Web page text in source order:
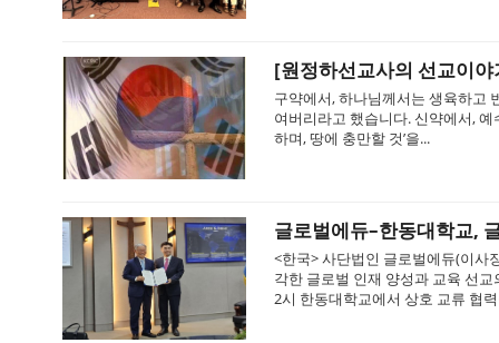
[원정하선교사의 선교이
구약에서, 하나님께서는 생육하고
여버리라고 했습니다. 신약에서,
하며, 땅에 충만할 것’을...
글로벌에듀–한동대학교,
<한국> 사단법인 글로벌에듀(이사
각한 글로벌 인재 양성과 교육 선
2시 한동대학교에서 상호 교류 협